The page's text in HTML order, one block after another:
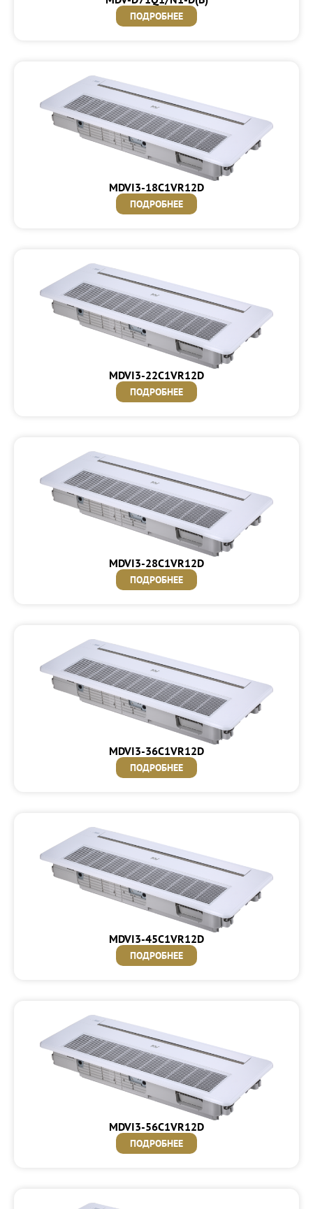
ПОДРОБНЕЕ
MDVI3-18C1VR12D
ПОДРОБНЕЕ
MDVI3-22C1VR12D
ПОДРОБНЕЕ
MDVI3-28C1VR12D
ПОДРОБНЕЕ
MDVI3-36C1VR12D
ПОДРОБНЕЕ
MDVI3-45C1VR12D
ПОДРОБНЕЕ
MDVI3-56C1VR12D
ПОДРОБНЕЕ